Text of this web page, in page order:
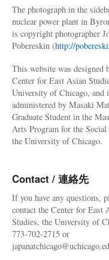
The photograph in the
nuclear power plant in
is copyright photographer
Pobereskin (http://
This website was designed
Center for East Asian
University of Chicago, and
administered by Masaki
Graduate Student in the
Arts Program for the Social
the University of Chicago.
Contact / 連絡先
If you have any questions,
contact the Center for East
Studies, the University of
773-702-2715 or